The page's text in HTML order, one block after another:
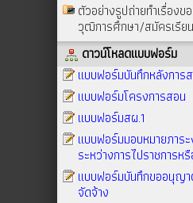
ตัวอย่างรูปถ่ายทำเรื่องข
วุฒิการศึกษา/สมัครเรียน
ดาวน์โหลดแบบฟอร์ม
แบบฟอร์มบันทึกหลังการ
แบบฟอร์มโครงการสอน
แบบฟอร์มสผ.1
แบบฟอร์มมอบหมายภาระ
ระหว่างการไปราชการห
แบบฟอร์มบันทึกขออนุญ
จัดจ้าง